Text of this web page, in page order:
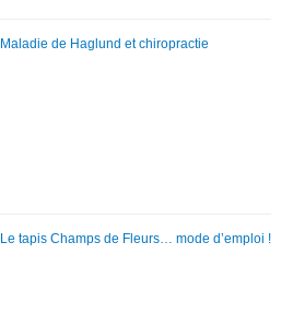
Maladie de Haglund et chiropractie
Le tapis Champs de Fleurs… mode d’emploi !